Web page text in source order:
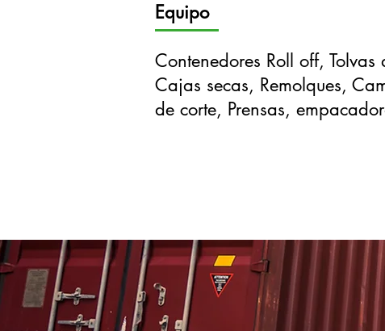
Equipo
Contenedores Roll off, Tolvas
Cajas secas, Remolques,
de corte, Prensas,